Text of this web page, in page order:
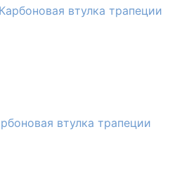
втулка трапеции